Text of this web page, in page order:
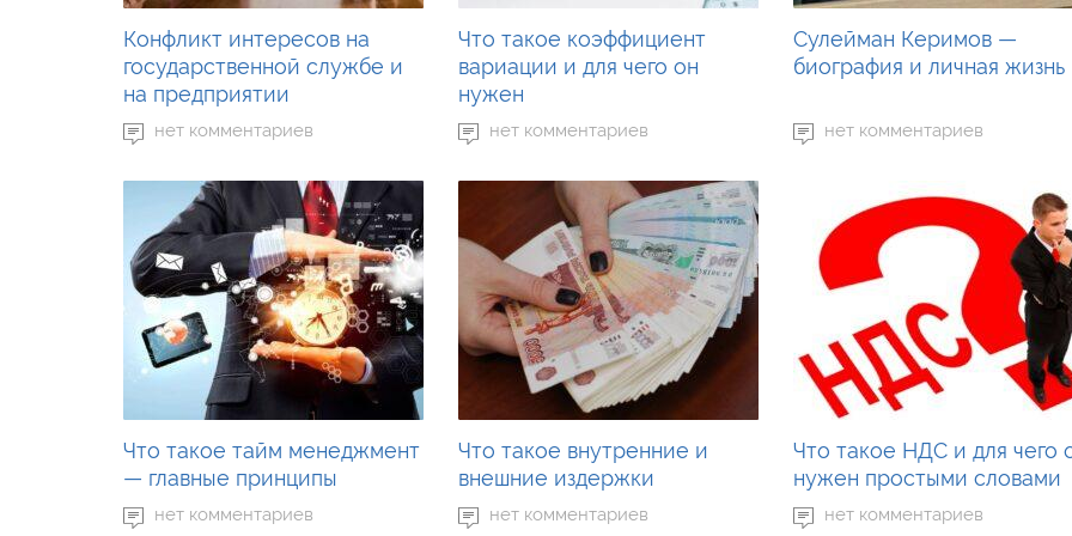
Конфликт интересов на
государственной службе и
на предприятии
нет комментариев
Что такое коэффициент
вариации и для чего он
нужен
нет комментариев
Сулейман Керимов —
биография и личная жизнь
нет комментариев
Что такое тайм менеджмент
— главные принципы
нет комментариев
Что такое внутренние и
внешние издержки
нет комментариев
Что такое НДС и для чего
нужен простыми словами
нет комментариев